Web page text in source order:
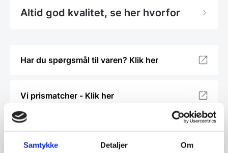
Samtykke Detaljer Om
Altid god kvalitet, se her hvorfor
Har du spørgsmål til varen? Klik her
Vi prismatcher - Klik her
Relaterede varer